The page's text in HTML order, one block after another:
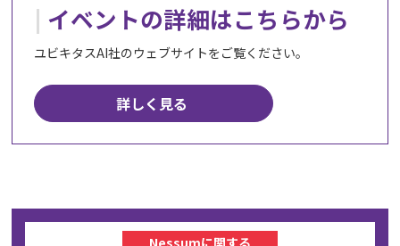
イベントの詳細はこちらから
ユビキタスAI社のウェブサイトをご覧ください。
詳しく見る
Nessumに関する